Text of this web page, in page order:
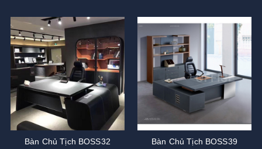
Bàn Chủ Tịch BOSS32 Bàn Chủ Tịch BOSS39